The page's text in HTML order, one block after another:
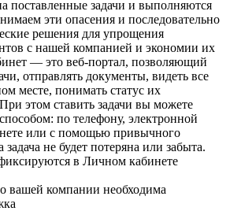
поставленные задачи и выполняются
эти опасения и последовательно
решения для упрощения
с нашей компанией и экономии их
— это веб-портал, позволяющий
отправлять документы, видеть все
месте, понимать статус их
этом ставить задачи вы можете
по телефону, электронной
или с помощью привычного
не будет потеряна или забыта.
в Личном кабинете
вашей компании необходима